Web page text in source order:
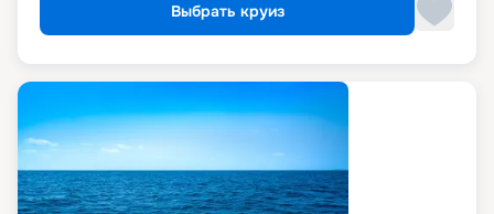
Выбрать круиз